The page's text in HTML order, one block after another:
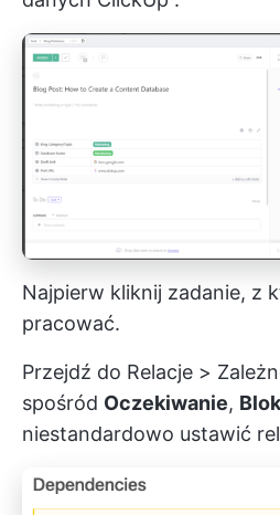
Najpierw kliknij zadanie, z
pracować.
Przejdź do Relacje >
spośród Oczekiwanie,
niestandardowo ustawić